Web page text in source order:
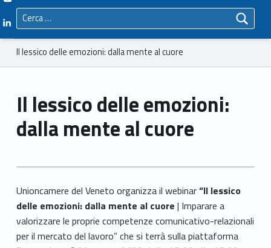
Linkedin Unioncamere Veneto
Ricerca per:
Breadcrumbs navigation
Il lessico delle emozioni: dalla mente al cuore
Il lessico delle emozioni:
dalla mente al cuore
Unioncamere del Veneto organizza il webinar“Il lessico
delle emozioni: dalla mente al cuore | Imparare a
valorizzare le proprie competenze comunicativo-relazionali
per il mercato del lavoro” che si terrà sulla piattaforma